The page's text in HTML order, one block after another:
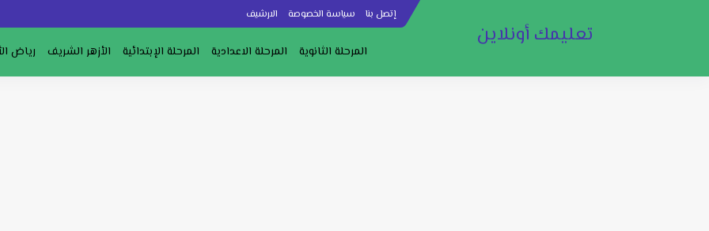
إتصل بنا سياسة الخصوصة الارشيف
تعليمك أونلاين
المرحلة الثانوية المرحلة الاعدادية المرحلة الإبتدائية الأزهر الشريف رياض